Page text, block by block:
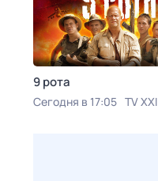
9 рота
Сегодня в 17:05 TV XXI